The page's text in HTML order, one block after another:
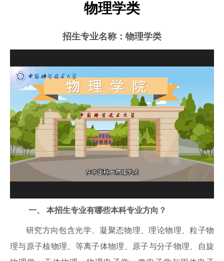
物理学类
招生专业名称：物理学类
一、 本招生专业有哪些本科专业方向？
研究方向包含光学、凝聚态物理、理论物理、粒子物
理与原子核物理、等离子体物理、原子与分子物理、自旋